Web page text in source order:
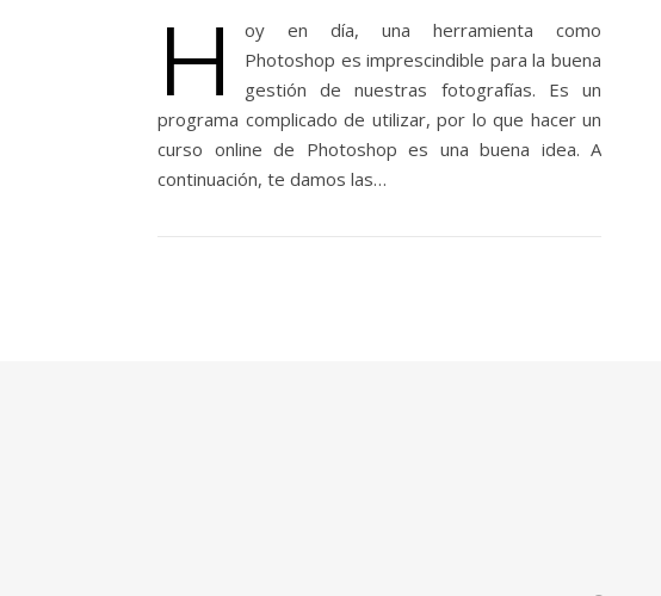
H
oy en día, una herramienta como
Photoshop es imprescindible para la buena
gestión de nuestras fotografías. Es un
programa complicado de utilizar, por lo que hacer un
curso online de Photoshop es una buena idea. A
continuación, te damos las…